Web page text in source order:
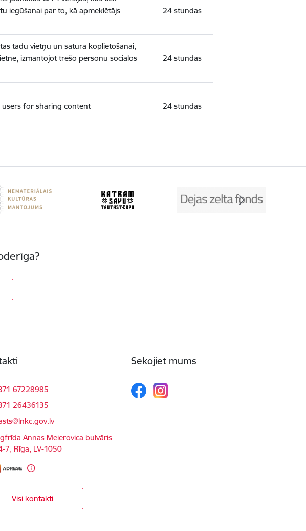
iegūšanai par to, kā apmeklētājs
24 stundas
tādu vietņu un satura koplietošanai,
izmantojot trešo personu sociālos
24 stundas
users for sharing content 24 stundas
67228985
26436135
pasts:
Annas Meierovica bulvāris
7, Rīga, LV-1050
Visi kontakti
Sekojiet mums